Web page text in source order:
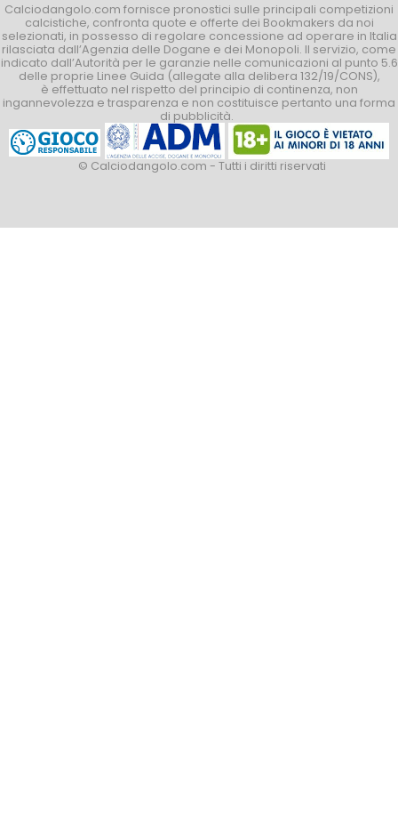
Calciodangolo.com fornisce pronostici sulle principali competizioni
calcistiche, confronta quote e offerte dei Bookmakers da noi
selezionati, in possesso di regolare concessione ad operare in Italia
rilasciata dall’Agenzia delle Dogane e dei Monopoli. Il servizio, come
indicato dall’Autorità per le garanzie nelle comunicazioni al punto 5.6
delle proprie Linee Guida (allegate alla delibera 132/19/CONS),
è effettuato nel rispetto del principio di continenza, non
ingannevolezza e trasparenza e non costituisce pertanto una forma
di pubblicità.
© Calciodangolo.com - Tutti i diritti riservati